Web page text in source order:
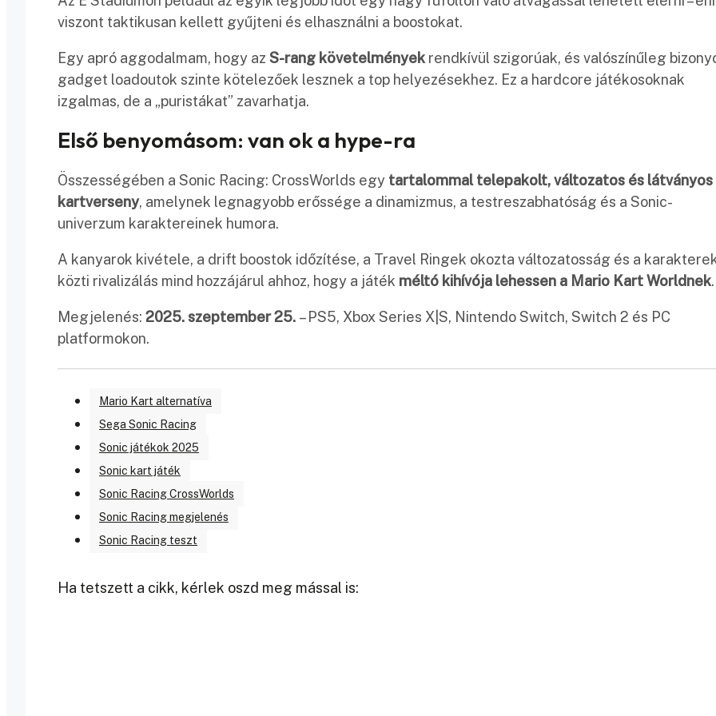
viszont taktikusan kellett gyűjteni és elhasználni a boostokat.
Egy apró aggodalmam, hogy az S-rang követelmények rendkívül szigorúak, és valószínűleg
gadget loadoutok szinte kötelezőek lesznek a top helyezésekhez. Ez a hardcore játékosoknak
izgalmas, de a „puristákat” zavarhatja.
Első benyomásom: van ok a hype-ra
Összességében a Sonic Racing: CrossWorlds egy tartalommal telepakolt, változatos és látványos
kartverseny, amelynek legnagyobb erőssége a dinamizmus, a testreszabhatóság és a Sonic-
univerzum karaktereinek humora.
A kanyarok kivétele, a drift boostok időzítése, a Travel Ringek okozta változatosság és a
közti rivalizálás mind hozzájárul ahhoz, hogy a játék méltó kihívója lehessen a Mario Kart Worldnek.
Megjelenés: 2025. szeptember 25. – PS5, Xbox Series X|S, Nintendo Switch, Switch 2 és PC
platformokon.
Mario Kart alternatíva
Sega Sonic Racing
Sonic játékok 2025
Sonic kart játék
Sonic Racing CrossWorlds
Sonic Racing megjelenés
Sonic Racing teszt
Ha tetszett a cikk, kérlek oszd meg mással is: